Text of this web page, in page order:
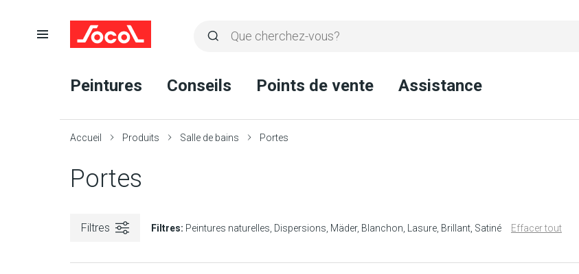
Rechercher
recherche
Ouvrir
Peintures Conseils Points de vente Assistance
Accueil Produits Salle de bains Portes
Portes
Filtres Filtres: Peintures naturelles Dispersions Mäder Blanchon Lasure Brillant Satiné Effacer tout